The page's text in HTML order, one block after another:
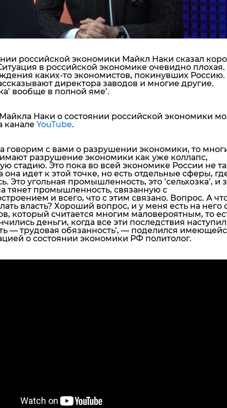
Пресс-релизы
Мнение
ИноСМИ
российской экономики Майкл Наки сказал
в российской экономике очевидно плохая.
каких-то экономистов, покинувших Россию.
директора заводов и многие другие.
вообще в полной яме’.
Наки о состоянии российской экономики
канале YouTube.
говорим с вами о разрушении экономики, то
разрушение экономики как уже коллапс,
стадию. Это пока во всей экономике России не
она идет к этой точке, но есть отдельные сферы,
Это угольная промышленность, это ‘сельхозка’, и
тянет промышленность, связанную с
и всего, что с этим связано. Вопрос. А
власть? Хороший вопрос, и у меня есть на него
который считается многим маловероятным, то
деньги, когда все эти последствия
— трудовая обязанность‘, — поделился
о состоянии экономики РФ политолог.